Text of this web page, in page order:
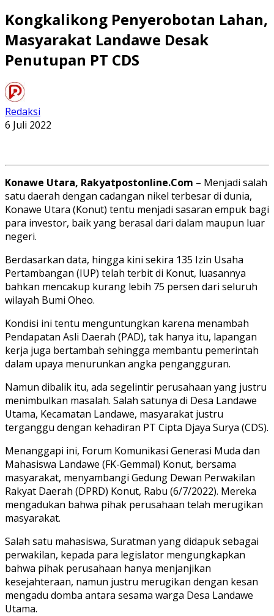
Kongkalikong Penyerobotan Lahan,
Masyarakat Landawe Desak
Penutupan PT CDS
Redaksi
6 Juli 2022
Konawe Utara, Rakyatpostonline.Com – Menjadi salah
satu daerah dengan cadangan nikel terbesar di dunia,
Konawe Utara (Konut) tentu menjadi sasaran empuk bagi
para investor, baik yang berasal dari dalam maupun luar
negeri.
Berdasarkan data, hingga kini sekira 135 Izin Usaha
Pertambangan (IUP) telah terbit di Konut, luasannya
bahkan mencakup kurang lebih 75 persen dari seluruh
wilayah Bumi Oheo.
Kondisi ini tentu menguntungkan karena menambah
Pendapatan Asli Daerah (PAD), tak hanya itu, lapangan
kerja juga bertambah sehingga membantu pemerintah
dalam upaya menurunkan angka pengangguran.
Namun dibalik itu, ada segelintir perusahaan yang justru
menimbulkan masalah. Salah satunya di Desa Landawe
Utama, Kecamatan Landawe, masyarakat justru
terganggu dengan kehadiran PT Cipta Djaya Surya (CDS).
Menanggapi ini, Forum Komunikasi Generasi Muda dan
Mahasiswa Landawe (FK-Gemmal) Konut, bersama
masyarakat, menyambangi Gedung Dewan Perwakilan
Rakyat Daerah (DPRD) Konut, Rabu (6/7/2022). Mereka
mengadukan bahwa pihak perusahaan telah merugikan
masyarakat.
Salah satu mahasiswa, Suratman yang didapuk sebagai
perwakilan, kepada para legislator mengungkapkan
bahwa pihak perusahaan hanya menjanjikan
kesejahteraan, namun justru merugikan dengan kesan
mengadu domba antara sesama warga Desa Landawe
Utama.